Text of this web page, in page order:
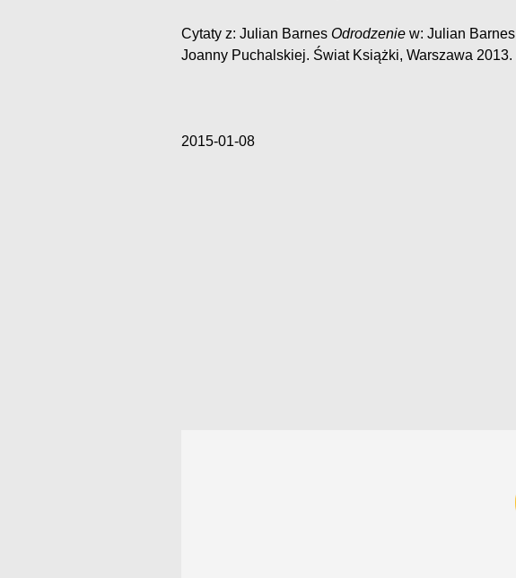
Cytaty z: Julian Barnes Odrodzenie w: Julian Barnes
Joanny Puchalskiej. Świat Książki, Warszawa 2013.
2015-01-08